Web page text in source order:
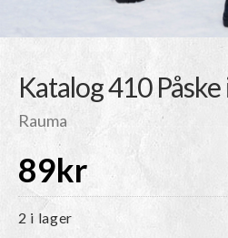
Katalog 410
Rauma
89kr
2 i lager